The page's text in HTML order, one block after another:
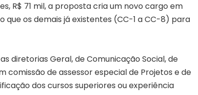
R$ 71 mil,a proposta cria um novo cargo em
os demais já existentes (CC-1 a CC-8) para
diretorias Geral, de Comunicação Social, de
comissão de assessor especial de Projetos e de
dos cursos superiores ou experiência